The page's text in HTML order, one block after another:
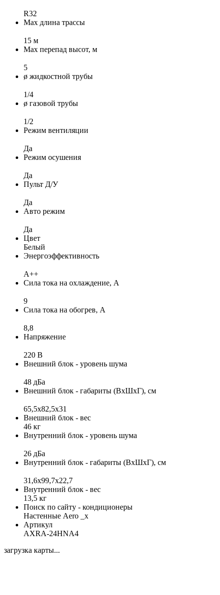
R32
Max длина трассы
15 м
Max перепад высот, м
5
ø жидкостной трубы
1/4
ø газовой трубы
1/2
Режим вентиляции
Да
Режим осушения
Да
Пульт Д/У
Да
Авто режим
Да
Цвет
Белый
Энергоэффективность
A++
Сила тока на охлаждение, А
9
Сила тока на обогрев, А
8,8
Напряжение
220 В
Внешний блок - уровень шума
48 дБа
Внешний блок - габариты (ВхШхГ), см
65,5х82,5x31
Внешний блок - вес
46 кг
Внутренний блок - уровень шума
26 дБа
Внутренний блок - габариты (ВхШхГ), см
31,6x99,7x22,7
Внутренний блок - вес
13,5 кг
Поиск по сайту - кондиционеры
Настенные Aero _x
Артикул
AXRA-24HNA4
загрузка карты...